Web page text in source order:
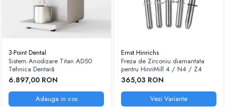
3-Point Dental
Sistem Anodizare Titan AD50
Tehnica Dentară
6.897,00 RON
Adauga in cos
Ernst Hinrichs
Freza de Zirconiu diamantata
pentru HinriMill 4 / N4 / Z4
365,03 RON
Vezi Variante